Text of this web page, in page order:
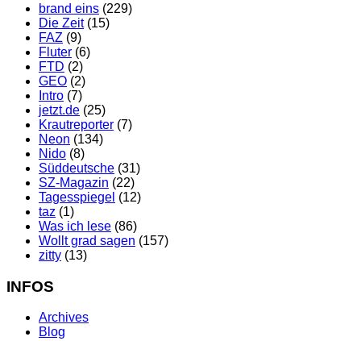
brand eins (229)
Die Zeit(15)
FAZ (9)
Fluter (6)
FTD (2)
GEO (2)
Intro (7)
jetzt.de (25)
Krautreporter (7)
Neon (134)
Nido (8)
Süddeutsche (31)
SZ-Magazin (22)
Tagesspiegel (12)
taz (1)
Was ich lese (86)
Wollt grad sagen (157)
zitty (13)
INFOS
Archives
Blog